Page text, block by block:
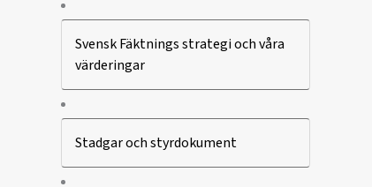
Svensk Fäktnings strategi och våra
värderingar
Stadgar och styrdokument